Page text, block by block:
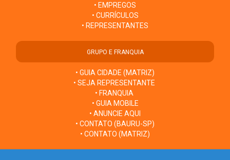
• EMPREGOS
• CURRÍCULOS
• REPRESENTANTES
GRUPO E FRANQUIA
• GUIA CIDADE (MATRIZ)
• SEJA REPRESENTANTE
• FRANQUIA
• GUIA MOBILE
• ANUNCIE AQUI
• CONTATO (BAURU-SP)
• CONTATO (MATRIZ)